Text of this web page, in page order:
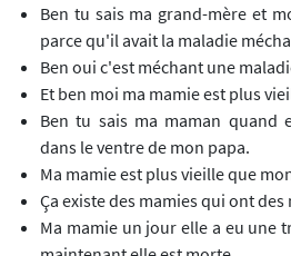
Ben tu sais ma grand-mère et
parce qu'il avait la maladie
Ben oui c'est méchant une
Et ben moi ma mamie est plus
Ben tu sais ma maman quand
dans le ventre de mon papa.
Ma mamie est plus vieille que
Ça existe des mamies qui ont
Ma mamie un jour elle a eu une